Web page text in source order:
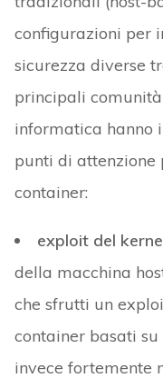
configurazioni per
sicurezza diverse
principali
informatica hanno
punti di attenzione
container:
exploit del
della macchina
che sfrutti un
container basati su
invece fortemente